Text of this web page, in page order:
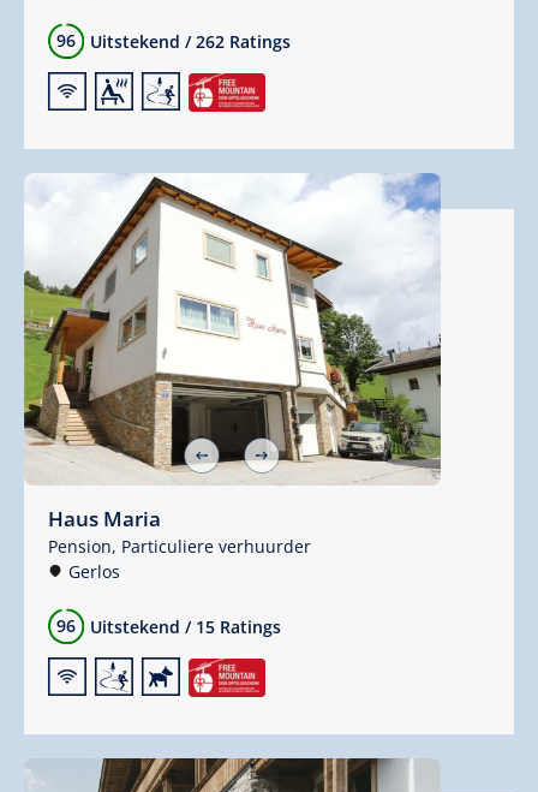
96 Uitstekend / 262 Ratings
🜉🗔🞷
Haus Maria
Pension, Particuliere verhuurder
Gerlos
96 Uitstekend / 15 Ratings
🜉🞷🔮